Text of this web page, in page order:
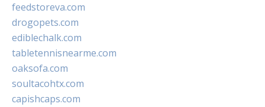
feedstoreva.com
drogopets.com
ediblechalk.com
tabletennisnearme.com
oaksofa.com
soultacohtx.com
capishcaps.com